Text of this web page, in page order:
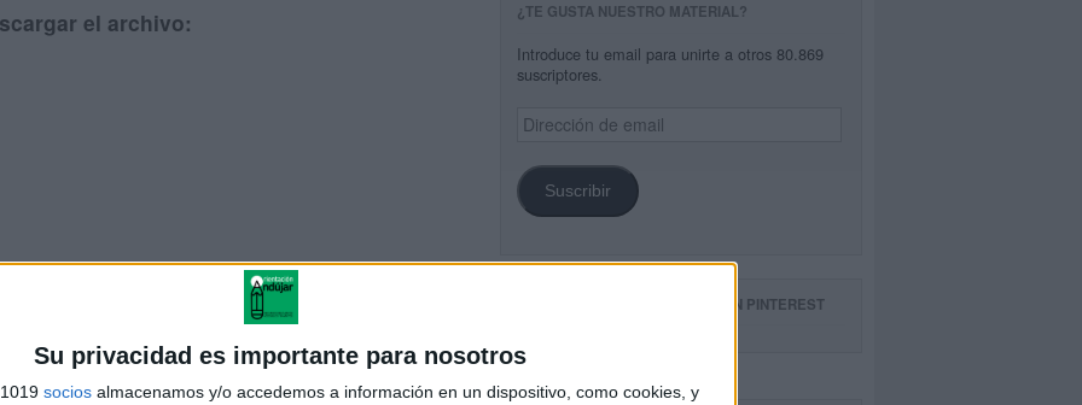
Su privacidad es importante para nosotros
socios almacenamos y/o accedemos a información en un dispositivo, como cookies, y
el archivo: ¿TE GUSTA NUESTRO MATERIAL?
Introduce tu email para unirte a otros 80.869
suscriptores.
Dirección
de
Suscribir
SIGUE NUESTROS TABLEROS EN PINTEREST